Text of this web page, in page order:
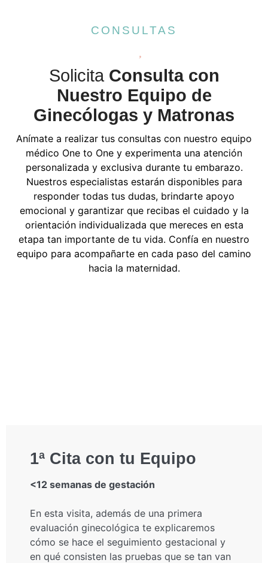
CONSULTAS
Solicita Consulta con
Nuestro Equipo de
Ginecólogas y Matronas
Anímate a realizar tus consultas con nuestro equipo
médico One to One y experimenta una atención
personalizada y exclusiva durante tu embarazo.
Nuestros especialistas estarán disponibles para
responder todas tus dudas, brindarte apoyo
emocional y garantizar que recibas el cuidado y la
orientación individualizada que mereces en esta
etapa tan importante de tu vida. Confía en nuestro
equipo para acompañarte en cada paso del camino
hacia la maternidad.
1ª Cita con tu Equipo
<12 semanas de gestación
En esta visita, además de una primera
evaluación ginecológica te explicaremos
cómo se hace el seguimiento gestacional y
en qué consisten las pruebas que se tan van